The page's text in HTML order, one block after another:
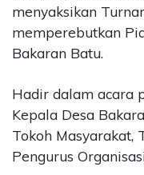
menyaksikan
memperebutkan
Bakaran Batu.
Hadir dalam acara
Kepala Desa
Tokoh Masyarakat,
Pengurus